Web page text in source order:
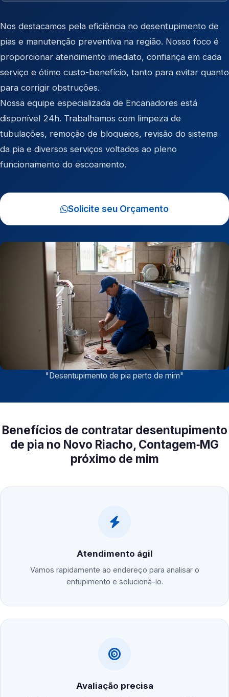
Nos destacamos pela eficiência no desentupimento de
pias e manutenção preventiva na região. Nosso foco é
proporcionar atendimento imediato, confiança em cada
serviço e ótimo custo-benefício, tanto para evitar quanto
para corrigir obstruções.
Nossa equipe especializada de Encanadores está
disponível 24h. Trabalhamos com limpeza de
tubulações, remoção de bloqueios, revisão do sistema
da pia e diversos serviços voltados ao pleno
funcionamento do escoamento.
Solicite seu Orçamento
"Desentupimento de pia perto de mim"
Benefícios de contratar desentupimento
de pia no Novo Riacho, Contagem‑MG
próximo de mim
Atendimento ágil
Vamos rapidamente ao endereço para analisar o
entupimento e solucioná-lo.
Avaliação precisa